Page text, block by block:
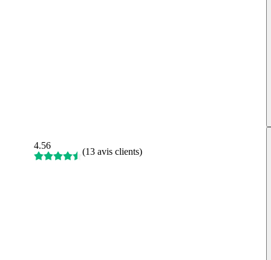
4.56
(13 avis clients)